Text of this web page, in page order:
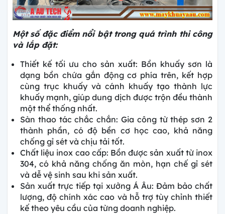
Một số đặc điểm nổi bật trong quá trình thi công
và lắp đặt:
Thiết kế tối ưu cho sản xuất: Bồn khuấy sơn là
dạng bồn chứa gắn động cơ phía trên, kết hợp
cùng trục khuấy và cánh khuấy tạo thành lực
khuấy mạnh, giúp dung dịch được trộn đều thành
một thể thống nhất.
Sàn thao tác chắc chắn: Gia công từ thép sơn 2
thành phần, có độ bền cơ học cao, khả năng
chống gỉ sét và chịu tải tốt.
Chất liệu inox cao cấp: Bồn được sản xuất từ inox
304, có khả năng chống ăn mòn, hạn chế gỉ sét
và dễ vệ sinh sau khi sản xuất.
Sản xuất trực tiếp tại xưởng Á Âu: Đảm bảo chất
lượng, độ chính xác cao và hỗ trợ tùy chỉnh thiết
kế theo yêu cầu của từng doanh nghiệp.